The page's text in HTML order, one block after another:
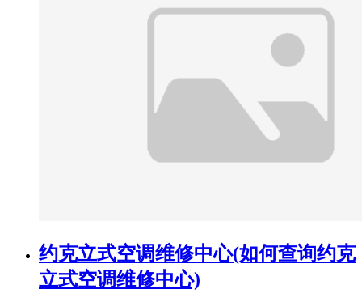
约克立式空调维修中心(如何查询约克
立式空调维修中心)